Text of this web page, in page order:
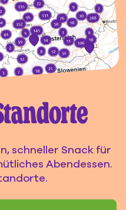
schneller Snack für
Abendessen.